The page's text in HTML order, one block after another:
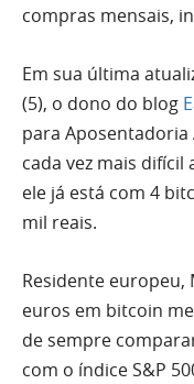
compras mensais,
Em sua última
(5), o dono do blog
para
cada vez mais
ele já está com 4
mil reais.
Residente
euros em bitcoin
de sempre
com o índice S&P